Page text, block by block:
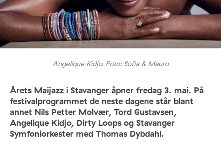
Angelique Kidjo. Foto: Sofia & Mauro
Årets Maijazz i Stavanger åpner fredag 3. mai. På
festivalprogrammet de neste dagene står blant
annet Nils Petter Molvær, Tord Gustavsen,
Angelique Kidjo, Dirty Loops og Stavanger
Symfoniorkester med Thomas Dybdahl.